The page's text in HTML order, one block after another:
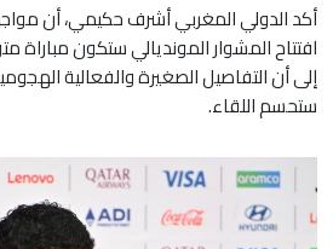
أكد الدولي المغربي أشرف حكيمي، أن
افتتاح المشوار المونديالي ستكون مباراة
إلى أن التفاصيل الصغيرة والفعالية
ستحسم اللقاء.